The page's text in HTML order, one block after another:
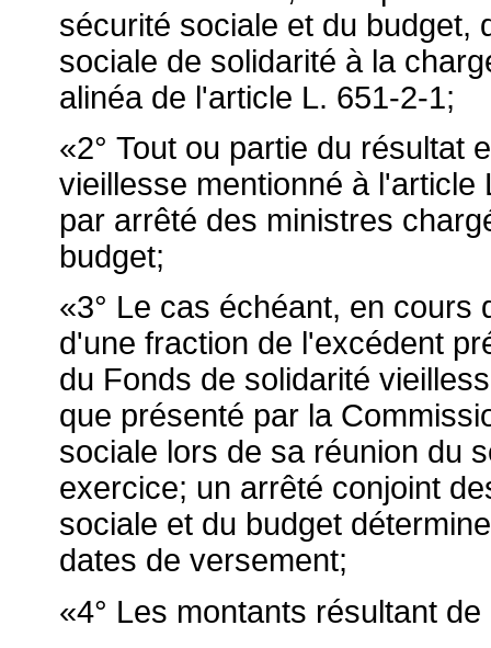
sécurité sociale et du budget,
sociale de solidarité à la
alinéa de l'article L. 651-2-1;
«2° Tout ou partie du résultat
vieillesse mentionné à
par arrêté des ministres
budget;
«3° Le cas échéant, en
d'une fraction de l'excédent
du Fonds de solidarité
que présenté par la
sociale lors de sa réunion du
exercice; un arrêté conjoint
sociale et du budget
dates de versement;
«4° Les montants résultant